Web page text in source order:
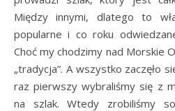
Między innymi, dlatego to
popularne i co roku
Choć my chodzimy nad Morskie
„tradycja”. A wszystko zaczęło
raz pierwszy wybraliśmy się z
na szlak. Wtedy zrobiliśmy